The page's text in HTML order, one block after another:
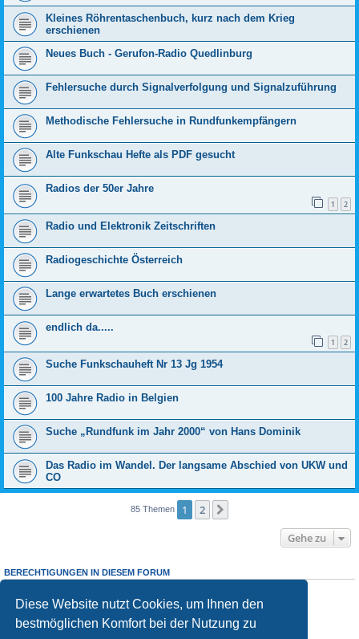
Diese Website nutzt Cookies, um Ihnen den
bestmöglichen Komfort bei der Nutzung zu
Kleines Röhrentaschenbuch, kurz nach dem Krieg
erschienen
Neues Buch - Gerufon-Radio Quedlinburg
Fehlersuche durch Signalverfolgung und Signalzuführung
Methodische Fehlersuche in Rundfunkempfängern
Alte Funkschau Hefte als PDF gesucht
Radios der 50er Jahre
1 2
Radio und Elektronik Zeitschriften
Radiogeschichte Österreich
Lange erwartetes Buch erschienen
endlich da.....
1 2
Suche Funkschauheft Nr 13 Jg 1954
100 Jahre Radio in Belgien
Suche „Rundfunk im Jahr 2000“ von Hans Dominik
Das Radio im Wandel. Der langsame Abschied von UKW und
CO
85 Themen 1 2
Gehe zu
BERECHTIGUNGEN IN DIESEM FORUM
Sie dürfen
keine
Antworten zu Themen in diesem Forum erstellen.
Sie dürfen Ihre Beiträge in diesem Forumnicht ändern.
Sie dürfen Ihre Beiträge in diesem Forumnichtlöschen.
keine